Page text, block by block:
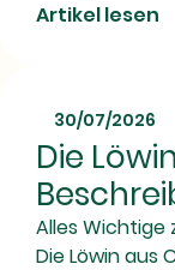
Artikel lesen
30/07/2026
Die
Alles Wichtige
Die Löwin aus